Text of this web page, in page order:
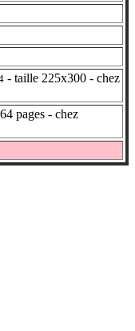
- taille 225x300 - chez
pages - chez